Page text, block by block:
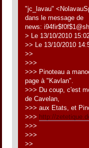
"jc_lavau"
dans le message de
news:
> Le 13/10/2010
>> Le 13/10/2010
>>
>>>
>>> Pinoteau a
page à "Kavlan".
>>> Du coup, c'est
de Cavelan,
>>> aux Etats, et
>>> http://
>>>
>>>
>>